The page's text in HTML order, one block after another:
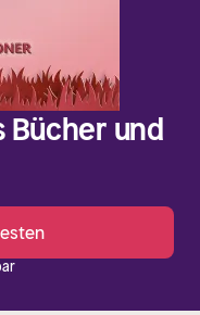
Bücher und